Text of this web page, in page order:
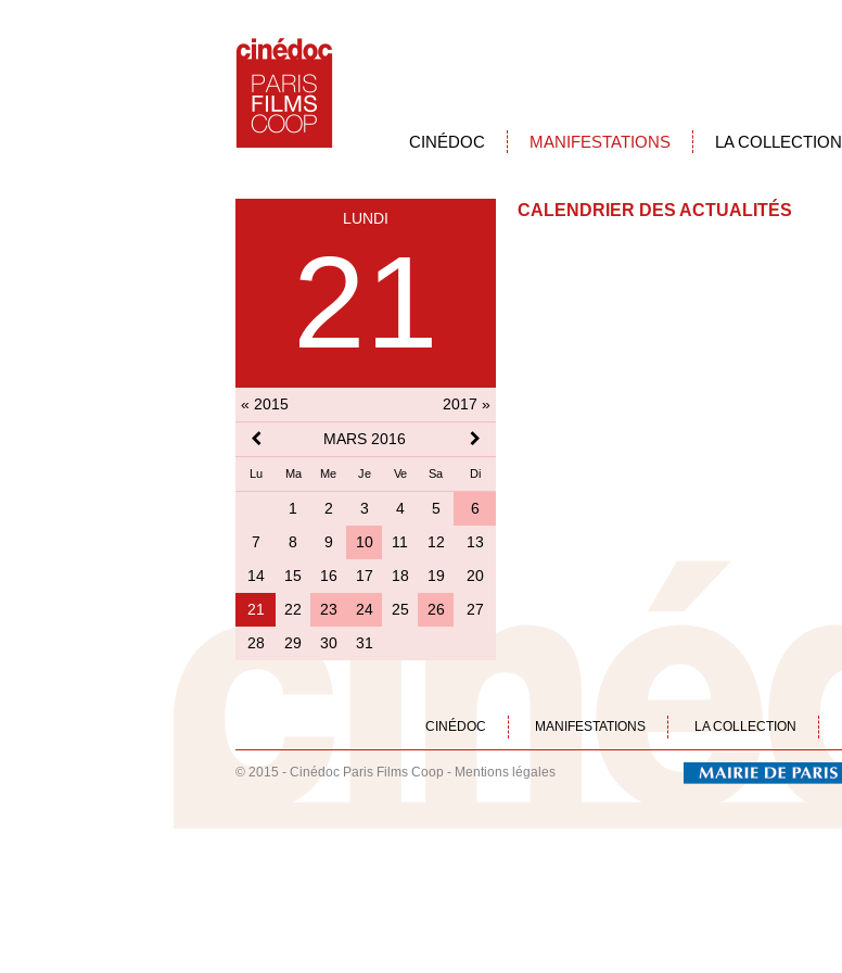
CINÉDOC MANIFESTATIONS LA COLLECTION
LUNDI
21
« 2015
2017 »
MARS 2016
Lu Ma Me Je Ve Sa Di
1 2 3 4 5
6
7
8 9 10 11 12
13
14
15 16 17 18 19
20
21
22 23 24 25 26
27
28
29 30 31
CALENDRIER DES ACTUALITÉS
CINÉDOC MANIFESTATIONS LA COLLECTION
© 2015 - Cinédoc Paris Films Coop - Mentions légales